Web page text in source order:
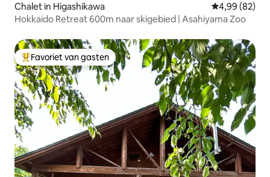
Chalet in Higashikawa Gemiddelde
4,99 (82)
Hokkaido Retreat 600m naar skigebied | Asahiyama Zoo
Topfavoriet van gasten
Favoriet van gasten